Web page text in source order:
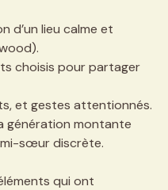
d’un lieu calme et
choisis pour partager
et gestes attentionnés.
génération montante
sœur discrète.
qui ont